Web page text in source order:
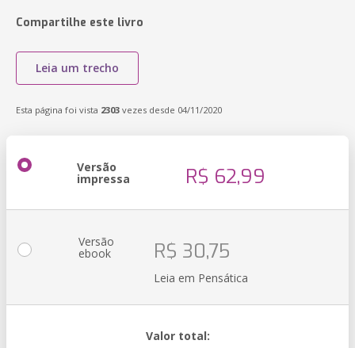
Compartilhe este livro
Leia um trecho
Esta página foi vista 2303 vezes desde 04/11/2020
Versão
impressa R$ 62,99
Versão
ebook R$ 30,75
Leia em Pensática
Valor total: